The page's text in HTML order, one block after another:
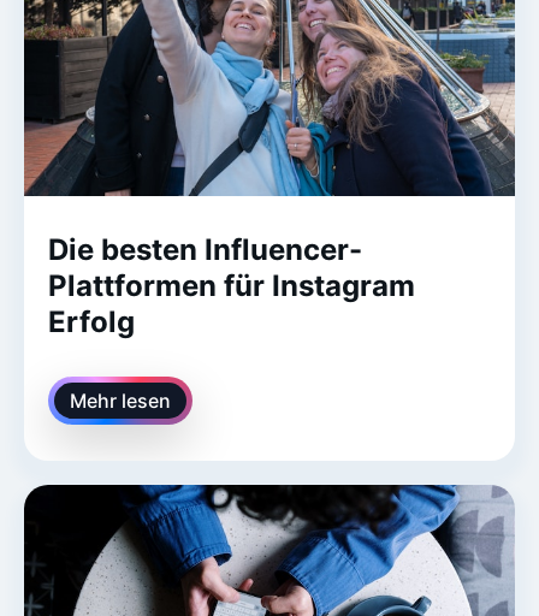
Die besten Influencer-
Plattformen für Instagram
Erfolg
Mehr lesen